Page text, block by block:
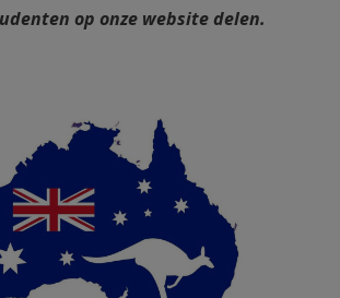
op onze website delen.